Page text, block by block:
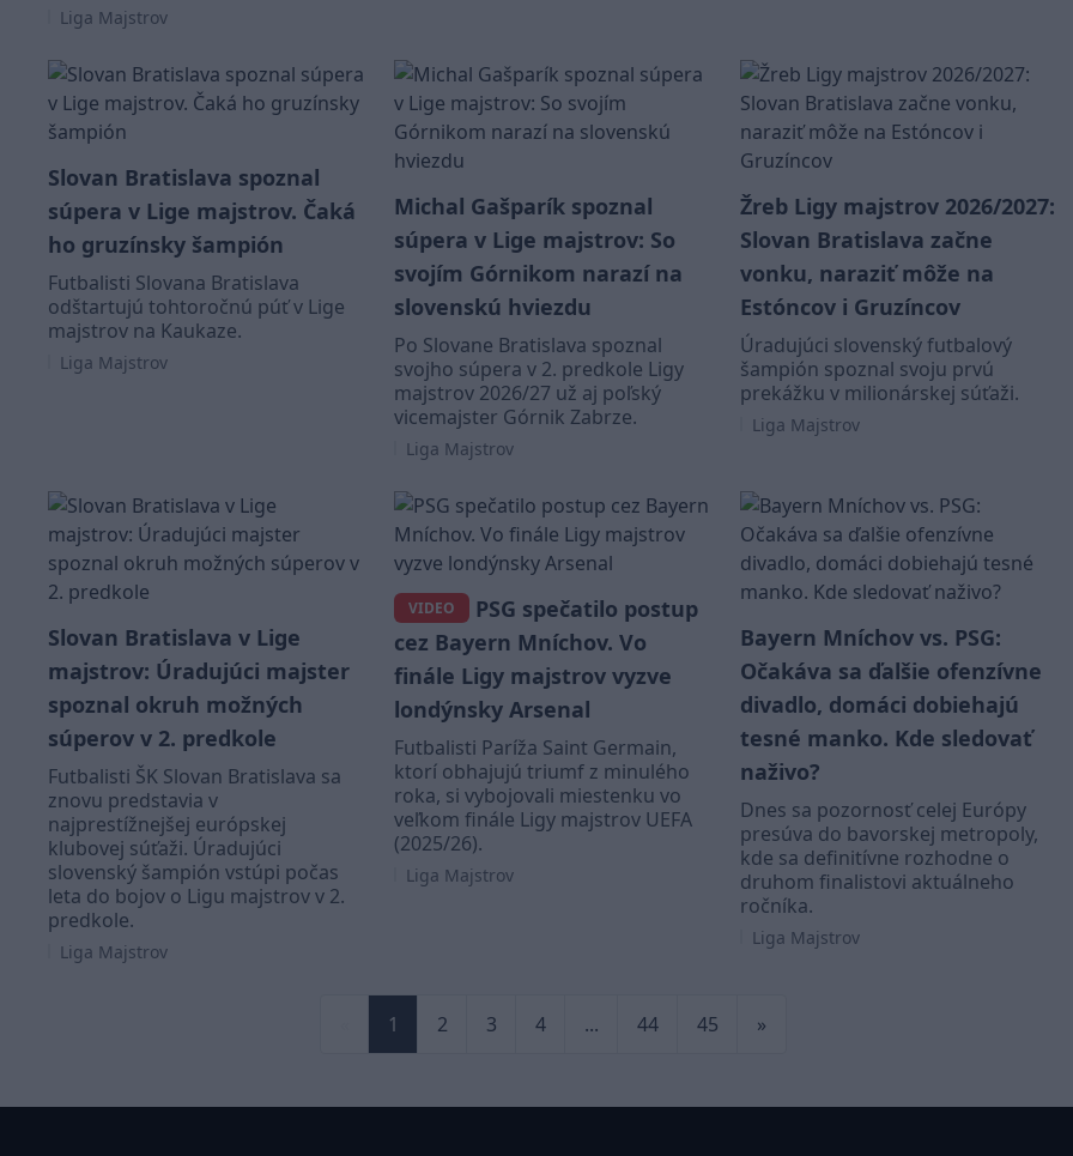
Liga Majstrov
Slovan Bratislava spoznal
súpera v Lige majstrov. Čaká
ho gruzínsky šampión
Futbalisti Slovana Bratislava
odštartujú tohtoročnú púť v Lige
majstrov na Kaukaze.
Liga Majstrov
Michal Gašparík spoznal
súpera v Lige majstrov: So
svojím Górnikom narazí na
slovenskú hviezdu
Po Slovane Bratislava spoznal
svojho súpera v 2. predkole Ligy
majstrov 2026/27 už aj poľský
vicemajster Górnik Zabrze.
Liga Majstrov
Žreb Ligy majstrov 2026/2027:
Slovan Bratislava začne
vonku, naraziť môže na
Estóncov i Gruzíncov
Úradujúci slovenský futbalový
šampión spoznal svoju prvú
prekážku v milionárskej súťaži.
Liga Majstrov
Slovan Bratislava v Lige
majstrov: Úradujúci majster
spoznal okruh možných
súperov v 2. predkole
Futbalisti ŠK Slovan Bratislava sa
znovu predstavia v
najprestížnejšej európskej
klubovej súťaži. Úradujúci
slovenský šampión vstúpi počas
leta do bojov o Ligu majstrov v 2.
predkole.
Liga Majstrov
VIDEO
PSG spečatilo postup
cez Bayern Mníchov. Vo
finále Ligy majstrov vyzve
londýnsky Arsenal
Futbalisti Paríža Saint Germain,
ktorí obhajujú triumf z minulého
roka, si vybojovali miestenku vo
veľkom finále Ligy majstrov UEFA
(2025/26).
Liga Majstrov
Bayern Mníchov vs. PSG:
Očakáva sa ďalšie ofenzívne
divadlo, domáci dobiehajú
tesné manko. Kde sledovať
naživo?
Dnes sa pozornosť celej Európy
presúva do bavorskej metropoly,
kde sa definitívne rozhodne o
druhom finalistovi aktuálneho
ročníka.
Liga Majstrov
1 2 3 4 ... 44 45 »